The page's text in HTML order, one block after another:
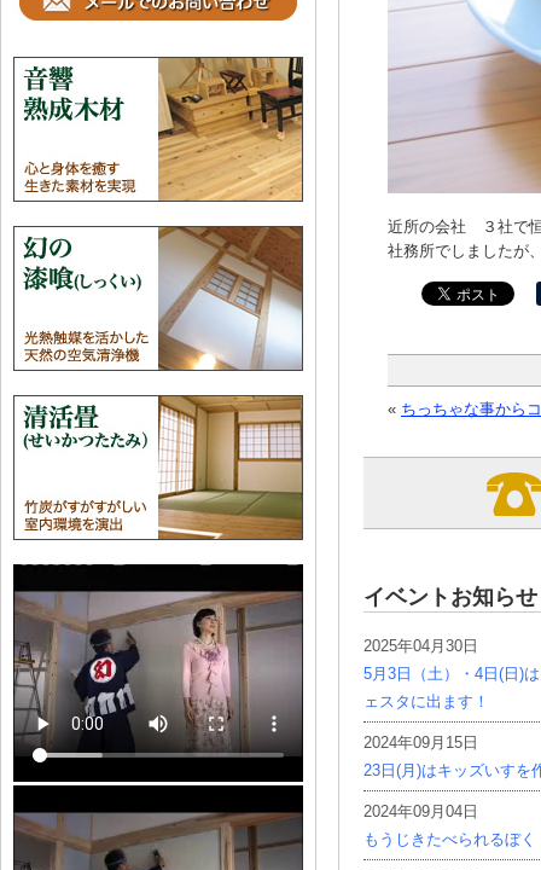
近所の会社 ３社で
社務所でしましたが
« ちっちゃな事から
イベントお知らせ
2025年04月30日
5月3日（土）・4日(日)
ェスタに出ます！
2024年09月15日
23日(月)はキッズいすを
2024年09月04日
もうじきたべられるぼく